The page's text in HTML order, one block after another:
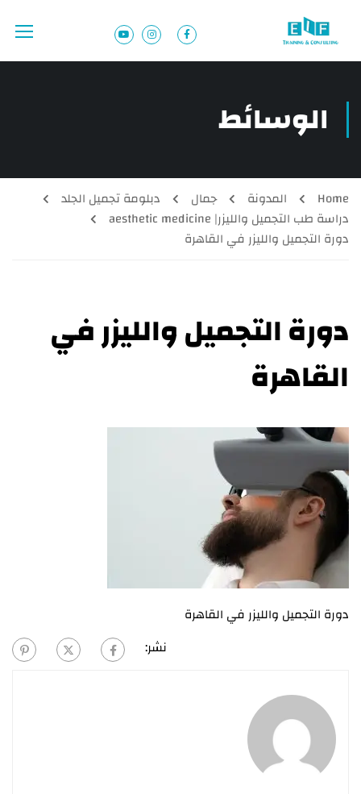
الوسائط
Home المدونة جمال
دبلومة تجميل الجلد
دراسة طب التجميل والليزر| aesthetic medicine
دورة التجميل والليزر في القاهرة
دورة التجميل والليزر في
القاهرة
دورة التجميل والليزر في القاهرة
نشر: